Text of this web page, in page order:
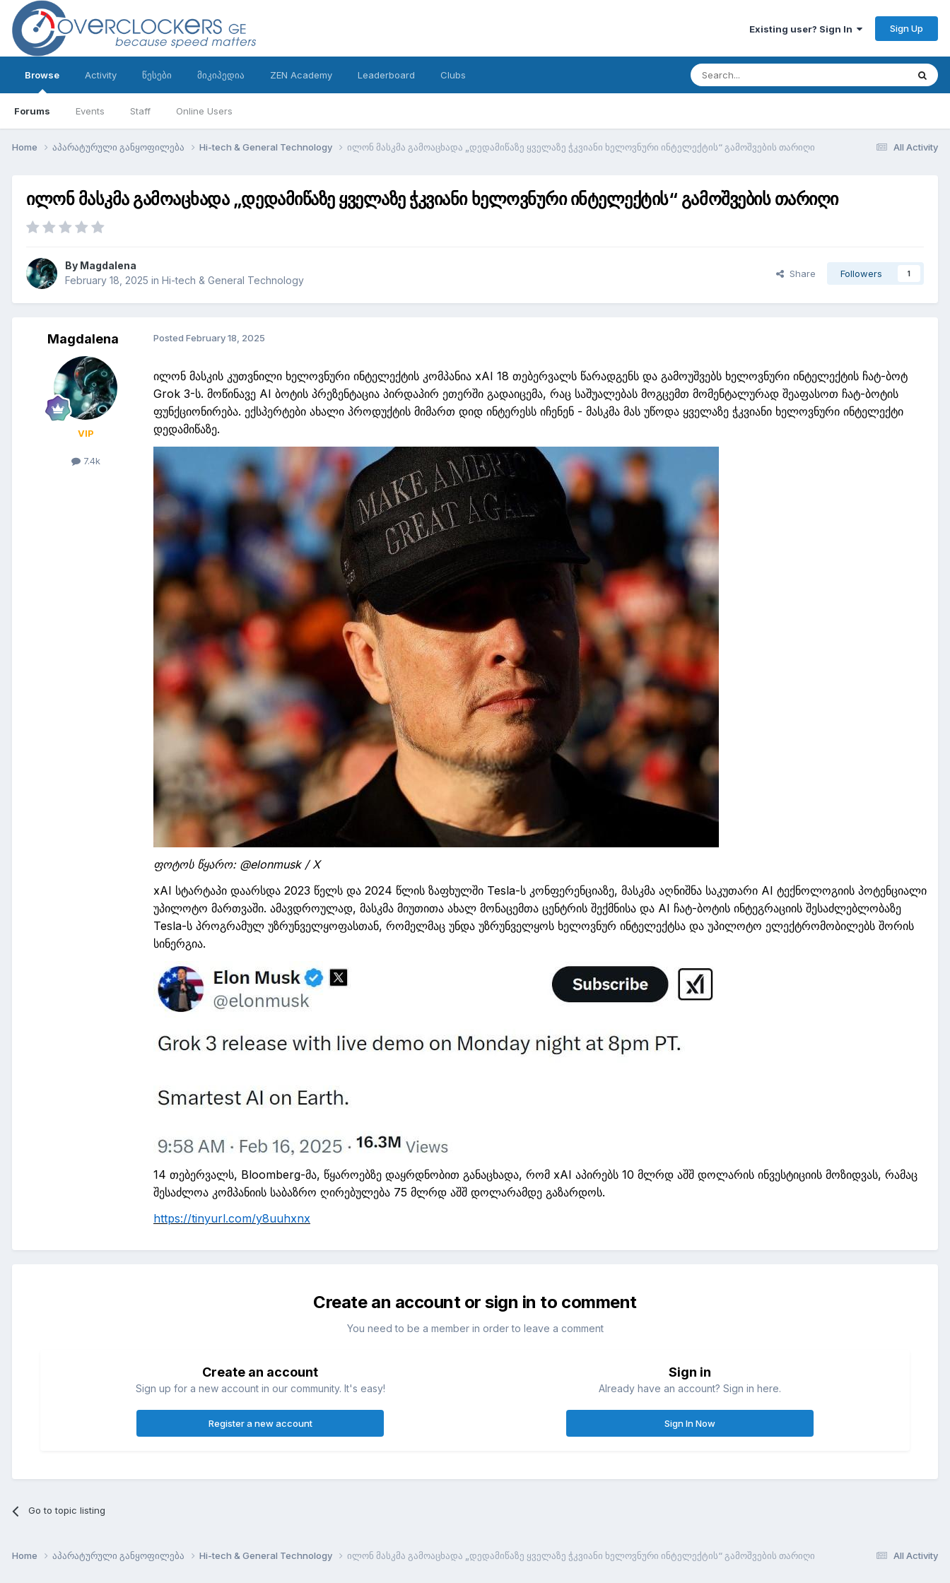
Existing user? Sign In Sign Up
Browse
Forums Events Staff Online Users
Activity წესები მიკიპედია ZEN Academy Leaderboard Clubs
All Activity
Home აპარატურული განყოფილება Hi-tech & General Technology ილონ მასკმა გამოაცხადა „დედამიწაზე ყველაზე ჭკვიანი ხელოვნური ინტელექტის“ გამოშვების თარიღი
ილონ მასკმა გამოაცხადა „დედამიწაზე ყველაზე ჭკვიანი ხელოვნური ინტელექტის“ გამოშვების თარიღი
By Magdalena
February 18, 2025 in Hi-tech & General Technology
Share Followers 1
Magdalena
VIP
7.4k
Posted February 18, 2025
ილონ მასკის კუთვნილი ხელოვნური ინტელექტის კომპანია xAI 18 თებერვალს წარადგენს და გამოუშვებს ხელოვნური ინტელექტის ჩატ-ბოტ
Grok 3-ს. მოწინავე AI ბოტის პრეზენტაცია პირდაპირ ეთერში გადაიცემა, რაც საშუალებას მოგცემთ მომენტალურად შეაფასოთ ჩატ-ბოტის
ფუნქციონირება. ექსპერტები ახალი პროდუქტის მიმართ დიდ ინტერესს იჩენენ - მასკმა მას უწოდა ყველაზე ჭკვიანი ხელოვნური ინტელექტი
დედამიწაზე.
ფოტოს წყარო:@elonmusk / X
xAI სტარტაპი დაარსდა 2023 წელს და 2024 წლის ზაფხულში Tesla-ს კონფერენციაზე, მასკმა აღნიშნა საკუთარი AI ტექნოლოგიის პოტენციალი
უპილოტო მართვაში. ამავდროულად, მასკმა მიუთითა ახალ მონაცემთა ცენტრის შექმნისა და AI ჩატ-ბოტის ინტეგრაციის შესაძლებლობაზე
Tesla-ს პროგრამულ უზრუნველყოფასთან, რომელმაც უნდა უზრუნველყოს ხელოვნურ ინტელექტსა და უპილოტო ელექტრომობილებს შორის
სინერგია.
14 თებერვალს, Bloomberg-მა, წყაროებზე დაყრდნობით განაცხადა, რომ xAI აპირებს 10 მლრდ აშშ დოლარის ინვესტიციის მოზიდვას, რამაც
შესაძლოა კომპანიის საბაზრო ღირებულება 75 მლრდ აშშ დოლარამდე გაზარდოს.
https://tinyurl.com/y8uuhxnx
Create an account or sign in to comment
You need to be a member in order to leave a comment
Create an account
Sign up for a new account in our community. It's easy!
Register a new account
Sign in
Already have an account? Sign in here.
Sign In Now
Go to topic listing
All Activity
Home აპარატურული განყოფილება Hi-tech & General Technology ილონ მასკმა გამოაცხადა „დედამიწაზე ყველაზე ჭკვიანი ხელოვნური ინტელექტის“ გამოშვების თარიღი